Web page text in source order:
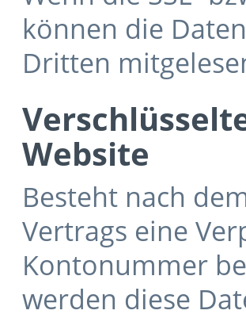
können die
Dritten
Website
Besteht nach
Vertrags eine
Kontonummer
werden diese